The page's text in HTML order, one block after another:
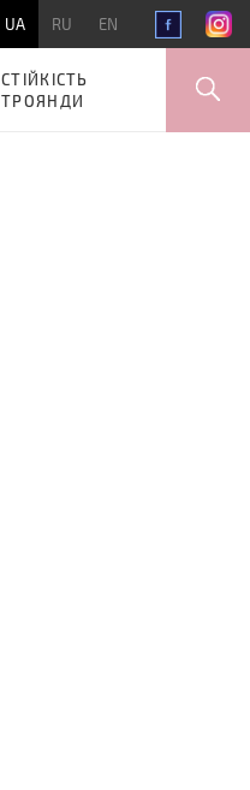
UA RU EN
СТІЙКІСТЬ
ТРОЯНДИ